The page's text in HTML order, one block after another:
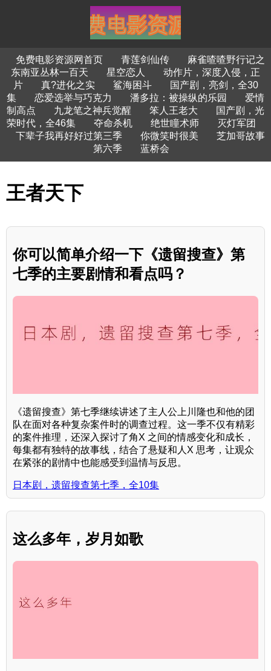
免费电影资源网首页 青莲剑仙传
麻雀喳喳野行记之
东南亚丛林一百天
星空恋人
动作片，深度入侵，正
片
真?进化之实 鲨海困斗
国产剧，亮剑，全30
集
恋爱选举与巧克力 潘多拉：被操纵的乐园
爱情
制高点
九龙笔之神兵觉醒 笨人王老大
国产剧，光
荣时代，全46集
夺命杀机 绝世瞳术师
灭灯军团
下辈子我再好好过第三季
你微笑时很美
芝加哥故事
第六季
蓝桥会
王者天下
你可以简单介绍一下《遗留搜查》第
七季的主要剧情和看点吗？
《遗留搜查》第七季继续讲述了主人公上川隆也和他的团
队在面对各种复杂案件时的调查过程。这一季不仅有精彩
的案件推理，还深入探讨了角X 之间的情感变化和成长，
每集都有独特的故事线，结合了悬疑和人X 思考，让观众
在紧张的剧情中也能感受到温情与反思。
日本剧，遗留搜查第七季，全10集
这么多年，岁月如歌